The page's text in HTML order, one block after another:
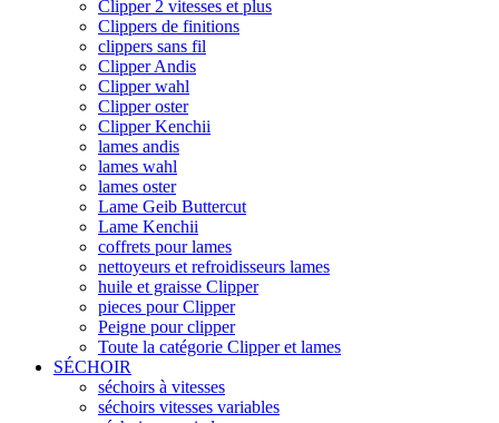
Clipper 2 vitesses et plus
Clippers de finitions
clippers sans fil
Clipper Andis
Clipper wahl
Clipper oster
Clipper Kenchii
lames andis
lames wahl
lames oster
Lame Geib Buttercut
Lame Kenchii
coffrets pour lames
nettoyeurs et refroidisseurs lames
huile et graisse Clipper
pieces pour Clipper
Peigne pour clipper
Toute la catégorie Clipper et lames
SÉCHOIR
séchoirs à vitesses
séchoirs vitesses variables